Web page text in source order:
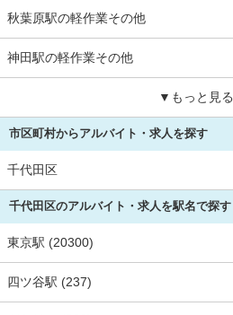
秋葉原駅の軽作業その他
神田駅の軽作業その他
▼もっと見る
市区町村からアルバイト・求人を探す
千代田区
千代田区のアルバイト・求人を駅名で探す
東京駅 (20300)
四ツ谷駅 (237)